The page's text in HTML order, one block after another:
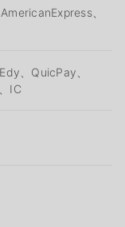
、
、QuicPay、
IC